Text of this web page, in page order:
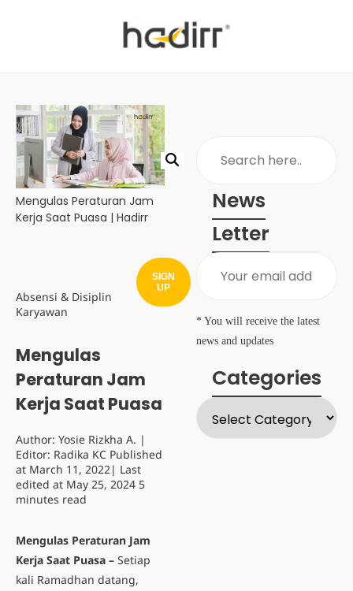
Mengulas Peraturan Jam
Kerja Saat Puasa | Hadirr
Absensi & Disiplin
Karyawan
Mengulas
Peraturan Jam
Kerja Saat Puasa
Author: Yosie Rizkha A. |
Editor: Radika KC Published
at March 11, 2022| Last
edited at May 25, 2024 5
minutes read
Mengulas Peraturan Jam
Kerja Saat Puasa – Setiap
kali Ramadhan datang,
News
Letter
SIGN
UP
* You will receive the latest
news and updates
Categories